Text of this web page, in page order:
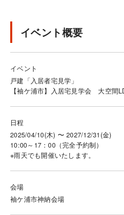
イベント概要
イベント
戸建「入居者宅見学」
【袖ケ浦市】入居宅見学会 大空間
日程
2025/04/10(木) 〜 2027/12/31(金)
10:00～17：00（完全予約制）
※雨天でも開催いたします。
会場
袖ケ浦市神納会場